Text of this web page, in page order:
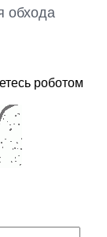
обхода
роботом